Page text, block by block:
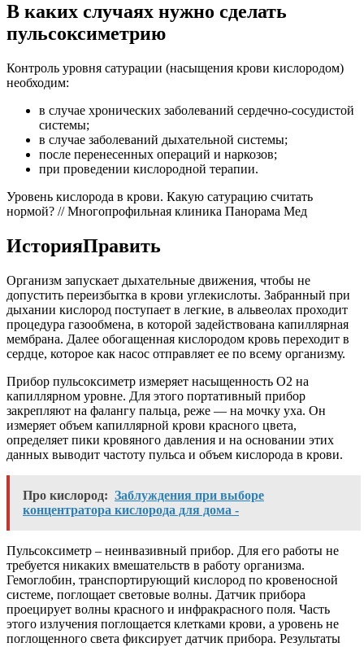
В каких случаях нужно сделать
пульсоксиметрию
Контроль уровня сатурации (насыщения крови кислородом)
необходим:
в случае хронических заболеваний сердечно-сосудистой
системы;
в случае заболеваний дыхательной системы;
после перенесенных операций и наркозов;
при проведении кислородной терапии.
Уровень кислорода в крови. Какую сатурацию считать
нормой? // Многопрофильная клиника Панорама Мед
ИсторияПравить
Организм запускает дыхательные движения, чтобы не
допустить переизбытка в крови углекислоты. Забранный при
дыхании кислород поступает в легкие, в альвеолах проходит
процедура газообмена, в которой задействована капиллярная
мембрана. Далее обогащенная кислородом кровь переходит в
сердце, которое как насос отправляет ее по всему организму.
Прибор пульсоксиметр измеряет насыщенность О2 на
капиллярном уровне. Для этого портативный прибор
закрепляют на фалангу пальца, реже — на мочку уха. Он
измеряет объем капиллярной крови красного цвета,
определяет пики кровяного давления и на основании этих
данных выводит частоту пульса и объем кислорода в крови.
Про кислород: Заблуждения при выборе
концентратора кислорода для дома -
Пульсоксиметр – неинвазивный прибор. Для его работы не
требуется никаких вмешательств в работу организма.
Гемоглобин, транспортирующий кислород по кровеносной
системе, поглощает световые волны. Датчик прибора
проецирует волны красного и инфракрасного поля. Часть
этого излучения поглощается клетками крови, а уровень не
поглощенного света фиксирует датчик прибора. Результаты